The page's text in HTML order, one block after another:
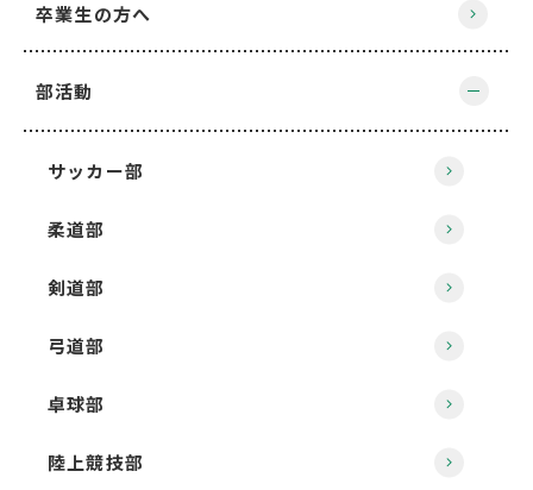
卒業生の方へ
部活動
サッカー部
柔道部
剣道部
弓道部
卓球部
陸上競技部